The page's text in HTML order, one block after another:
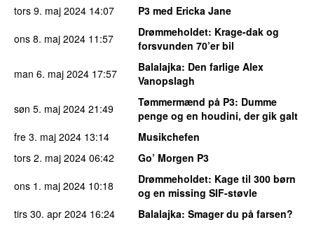
tors 9. maj 2024 14:07
P3 med Ericka Jane
ons 8. maj 2024 11:57 Drømmeholdet: Krage-dak og
forsvunden 70’er bil
man 6. maj 2024 17:57 Balalajka: Den farlige Alex
Vanopslagh
søn 5. maj 2024 21:49 Tømmermænd på P3: Dumme
penge og en houdini, der gik galt
fre 3. maj 2024 13:14
Musikchefen
tors 2. maj 2024 06:42
Go’ Morgen P3
ons 1. maj 2024 10:18 Drømmeholdet: Kage til 300 børn
og en missing SIF-støvle
tirs 30. apr 2024 16:24 Balalajka: Smager du på farsen?